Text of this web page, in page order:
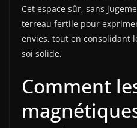
Cet espace sûr, sans
terreau fertile pour
envies, tout en consolidant
soi solide.
Comment